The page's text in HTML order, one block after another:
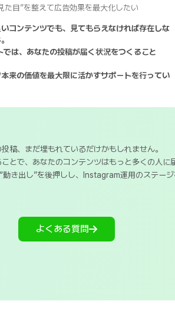
た目”を整えて広告効果を最大化したい
コンテンツでも、見てもらえなければ存在しな
は、あなたの投稿が届く状況をつくること
来の価値を最大限に活かすサポートを行ってい
稿、まだ埋もれているだけかもしれません。
とで、あなたのコンテンツはもっと多くの人に
き出し”を後押しし、Instagram運用のステージ
よくある質問